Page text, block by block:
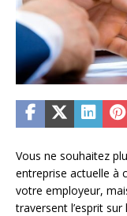
Vous ne souhaitez
entreprise actuelle à
votre employeur,
traversent l’esprit sur